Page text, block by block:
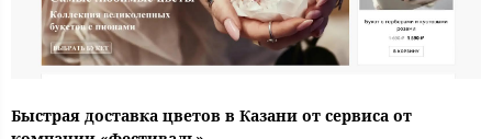
Быстрая доставка цветов в Казани от сервиса от